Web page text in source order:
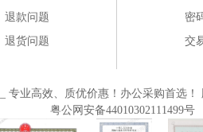
退款问题
退货问题
密
交
专业高效、质优价惠！办公采购首选
粤公网安备44010302111499号